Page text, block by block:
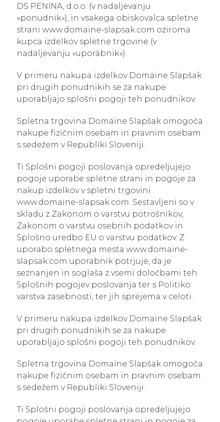
DS PENINA, d.o.o. (v nadaljevanju
»ponudnik«), in vsakega obiskovalca spletne
strani www.domaine-slapsak.com oziroma
kupca izdelkov spletne trgovine (v
nadaljevanju »uporabnik«).
V primeru nakupa izdelkov Domaine Slapšak
pri drugih ponudnikih se za nakupe
uporabljajo splošni pogoji teh ponudnikov.
Spletna trgovina Domaine Slapšak omogoča
nakupe fizičnim osebam in pravnim osebam
s sedežem v Republiki Sloveniji.
Ti Splošni pogoji poslovanja opredeljujejo
pogoje uporabe spletne strani in pogoje za
nakup izdelkov v spletni trgovini
www.domaine-slapsak.com. Sestavljeni so v
skladu z Zakonom o varstvu potrošnikov,
Zakonom o varstvu osebnih podatkov in
Splošno uredbo EU o varstvu podatkov. Z
uporabo spletnega mesta www.domaine-
slapsak.com uporabnik potrjuje, da je
seznanjen in soglaša z vsemi določbami teh
Splošnih pogojev poslovanja ter s Politiko
varstva zasebnosti, ter jih sprejema v celoti.
V primeru nakupa izdelkov Domaine Slapšak
pri drugih ponudnikih se za nakupe
uporabljajo splošni pogoji teh ponudnikov.
Spletna trgovina Domaine Slapšak omogoča
nakupe fizičnim osebam in pravnim osebam
s sedežem v Republiki Sloveniji.
Ti Splošni pogoji poslovanja opredeljujejo